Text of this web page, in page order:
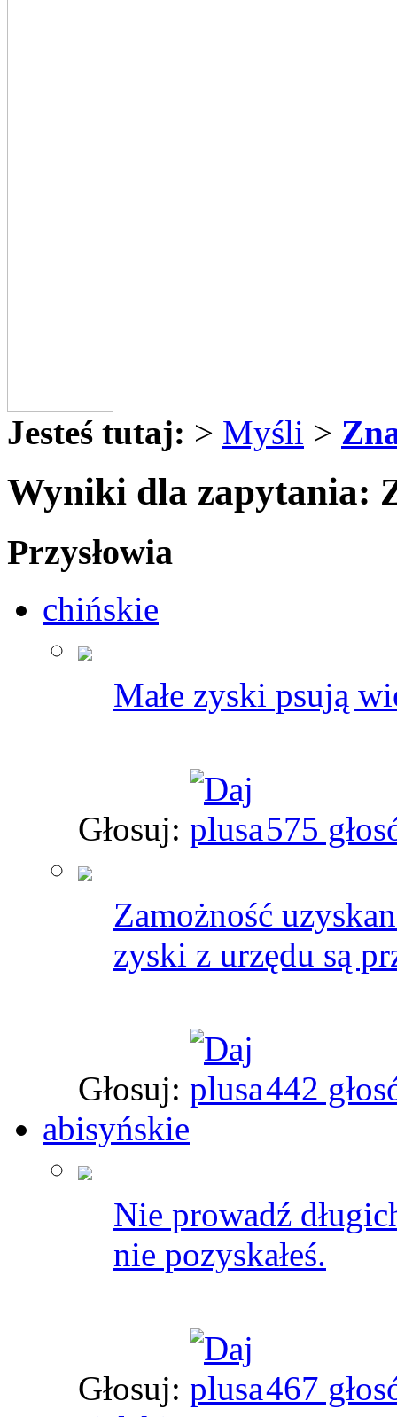
Jesteś tutaj: > Myśli >
Wyniki dla zapytania:
Przysłowia
chińskie
Małe zyski psują
Głosuj: 575
Zamożność
zyski z urzędu są
Głosuj:
442
abisyńskie
Nie prowadź
nie pozyskałeś.
Głosuj:
467